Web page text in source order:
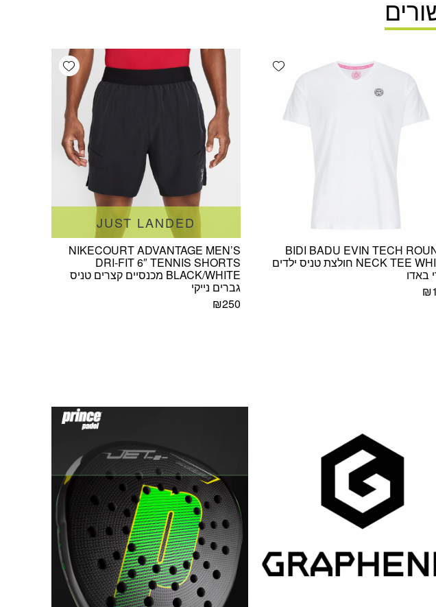
Add wishlist
BIDI BADU EVIN TECH
NECK TEE WHITE חולצת טניס ילדים
באדו
₪
Add wishlist
JUST LANDED
NIKECOURT ADVANTAGE MEN’S
DRI-FIT 6″ TENNIS SHORTS
BLACK/WHITE מכנסיים קצרים טניס
גברים נייקי
₪250